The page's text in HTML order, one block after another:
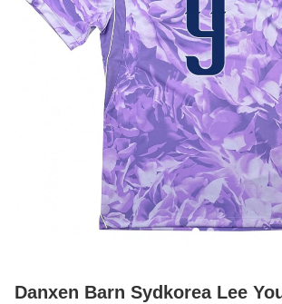
Danxen Barn Sydkorea Lee